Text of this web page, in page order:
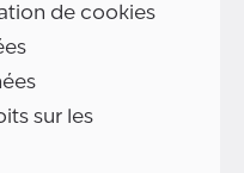
de cookies
sur les